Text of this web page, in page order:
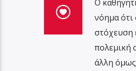
Ο
νόημα
στόχευση
πολεμική
άλλη όμως